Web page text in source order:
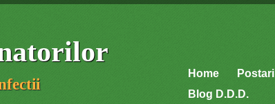
Home Postari
Blog D.D.D.